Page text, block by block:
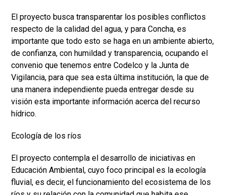
El proyecto busca transparentar los posibles conflictos
respecto de la calidad del agua, y para Concha, es
importante que todo esto se haga en un ambiente abierto,
de confianza, con humildad y transparencia, ocupando el
convenio que tenemos entre Codelco y la Junta de
Vigilancia, para que sea esta última institución, la que de
una manera independiente pueda entregar desde su
visión esta importante información acerca del recurso
hídrico.
Ecología de los ríos
El proyecto contempla el desarrollo de iniciativas en
Educación Ambiental, cuyo foco principal es la ecología
fluvial, es decir, el funcionamiento del ecosistema de los